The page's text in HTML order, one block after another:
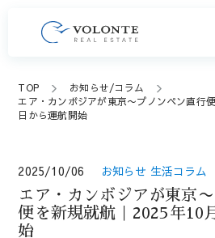
TOP
お知らせ/コラム
エア・カンボジアが東京〜プノンペン直行
日から運航開始
2025/10/06 お知らせ 生活コラム
エア・カンボジアが東京
便を新規就航｜2025年10
始